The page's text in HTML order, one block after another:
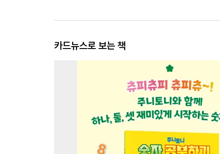
카드뉴스로 보는 책